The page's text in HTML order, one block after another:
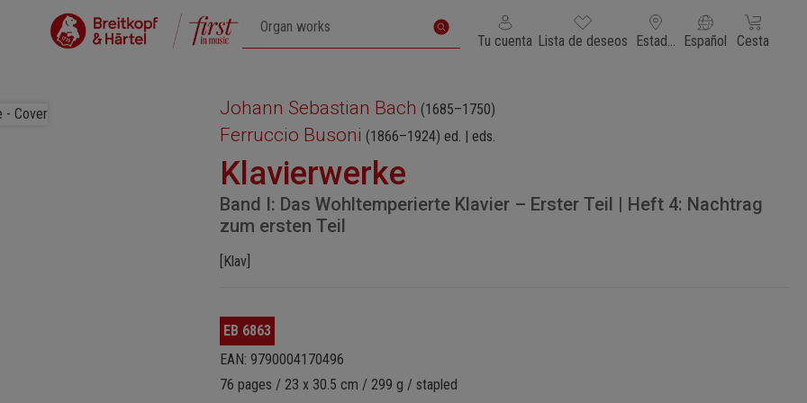
Tu cuenta Tienes 0 artículos en tu lista de deseos
Lista de deseos Estados Unidos de América
Español El carrito
Cesta
Johann Sebastian Bach (1685–1750)
Ferruccio Busoni (1866–1924) ed. | eds.
Klavierwerke
Band I: Das Wohltemperierte Klavier – Erster Teil | Heft 4: Nachtrag
zum ersten Teil
[Klav]
EB 6863
EAN: 9790004170496
76 pages / 23 x 30.5 cm / 299 g / stapled